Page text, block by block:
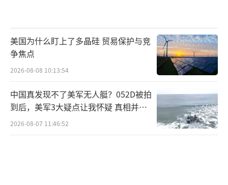
美国为什么盯上了多晶硅 贸易保护与竞
争焦点
2026-08-08 10:13:54
中国真发现不了美军无人艇？052D被拍
到后，美军3大疑点让我怀疑 真相并非
如此
2026-08-07 11:46:52